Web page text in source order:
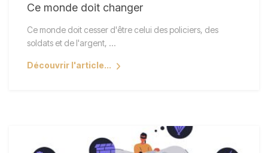
Ce monde doit changer
Ce monde doit cesser d'être celui des policiers, des
soldats et de l'argent, ...
Découvrir l'article...